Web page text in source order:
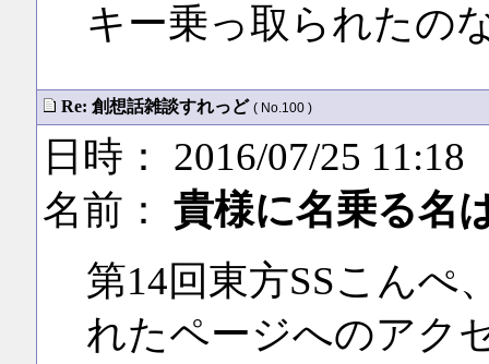
キー乗っ取られたの
Re: 創想話雑談すれっど ( No.100 )
日時： 2016/07/25 11:18
名前： 貴様に名乗る名
第14回東方SSこんぺ
れたページへのアク